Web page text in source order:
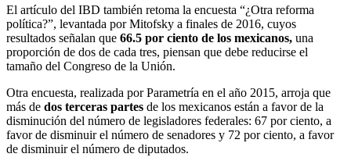
El artículo del IBD también retoma la encuesta “¿Otra reforma
política?”, levantada por Mitofsky a finales de 2016, cuyos
resultados señalan que 66.5 por ciento de los mexicanos, una
proporción de dos de cada tres, piensan que debe reducirse el
tamaño del Congreso de la Unión.
Otra encuesta, realizada por Parametría en el año 2015, arroja que
más de dos terceras partes de los mexicanos están a favor de la
disminución del número de legisladores federales: 67 por ciento, a
favor de disminuir el número de senadores y 72 por ciento, a favor
de disminuir el número de diputados.